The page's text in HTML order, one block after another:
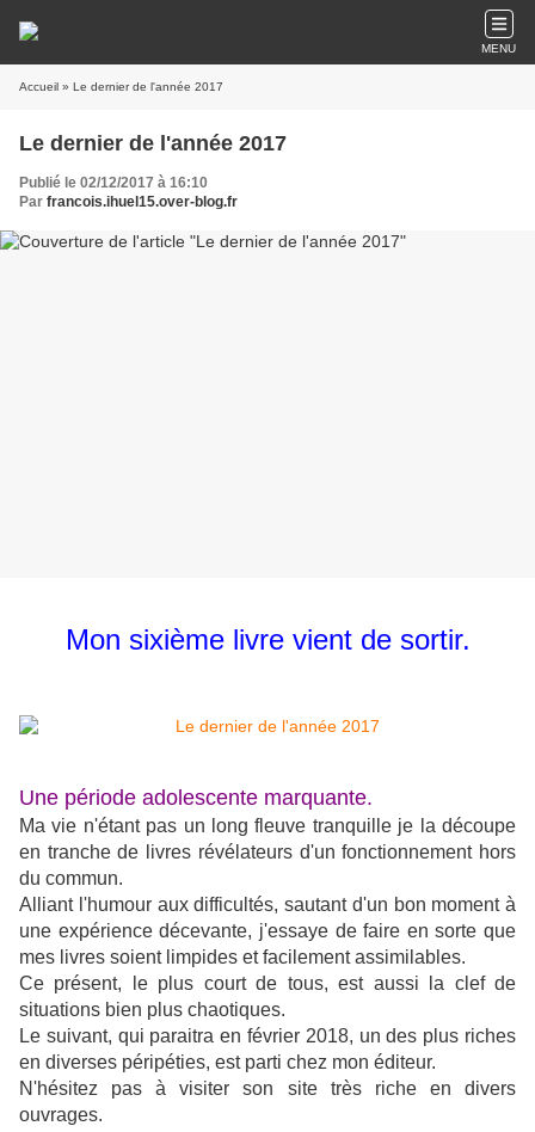
MENU
Accueil » Le dernier de l'année 2017
Le dernier de l'année 2017
Publié le 02/12/2017 à 16:10
Par francois.ihuel15.over-blog.fr
Mon sixième livre vient de sortir.
Une période adolescente marquante.
Ma vie n'étant pas un long fleuve tranquille je la découpe
en tranche de livres révélateurs d'un fonctionnement hors
du commun.
Alliant l'humour aux difficultés, sautant d'un bon moment à
une expérience décevante, j'essaye de faire en sorte que
mes livres soient limpides et facilement assimilables.
Ce présent, le plus court de tous, est aussi la clef de
situations bien plus chaotiques.
Le suivant, qui paraitra en février 2018, un des plus riches
en diverses péripéties, est parti chez mon éditeur.
N'hésitez pas à visiter son site très riche en divers
ouvrages.